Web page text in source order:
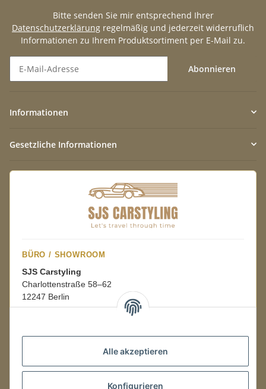
Alle akzeptieren
Konfigurieren
Bitte senden Sie mir entsprechend Ihrer
Datenschutzerklärung regelmäßig und jederzeit widerruflich
Informationen zu Ihrem Produktsortiment per E-Mail zu.
Abonnieren
Informationen
Gesetzliche Informationen
BÜRO / SHOWROOM
SJS Carstyling
Charlottenstraße 58–62
12247 Berlin
08:00–16:00 Uhr
LAGER / RETOUREN
Packmonster Fulfillment